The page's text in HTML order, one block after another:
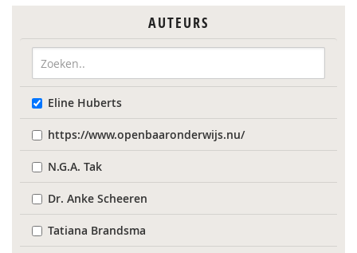
AUTEURS
Eline Huberts
https://www.openbaaronderwijs.nu/
N.G.A. Tak
Dr. Anke Scheeren
Tatiana Brandsma